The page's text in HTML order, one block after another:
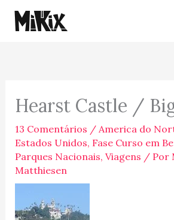
para
Hearst Castle /
13 Comentários / America do
Estados Unidos, Fase Curso em
Parques Nacionais, Viagens / Por
Matthiesen